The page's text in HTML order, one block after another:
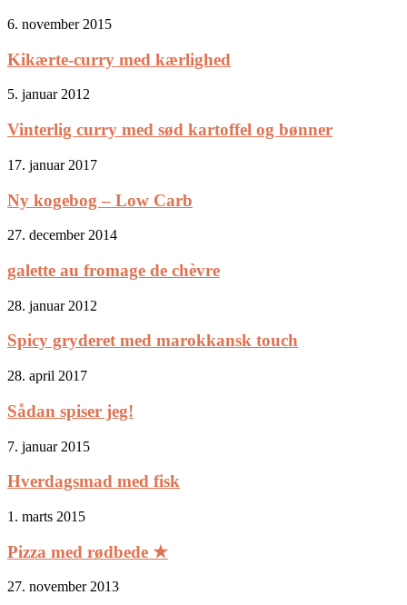
6. november 2015
Kikærte-curry med kærlighed
5. januar 2012
Vinterlig curry med sød kartoffel og bønner
17. januar 2017
Ny kogebog – Low Carb
27. december 2014
galette au fromage de chèvre
28. januar 2012
Spicy gryderet med marokkansk touch
28. april 2017
Sådan spiser jeg!
7. januar 2015
Hverdagsmad med fisk
1. marts 2015
Pizza med rødbede ★
27. november 2013